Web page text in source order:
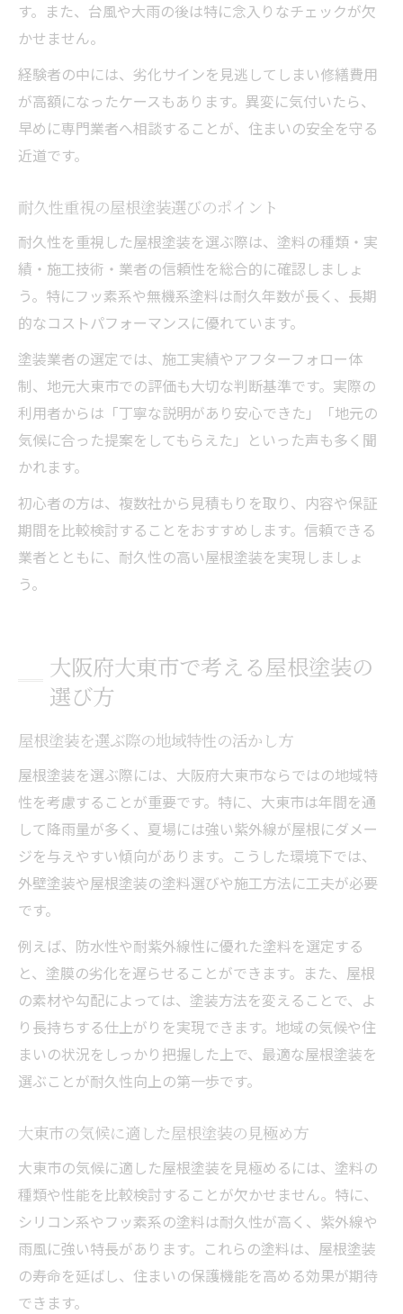
す。また、台風や大雨の後は特に念入りなチェックが欠
かせません。
経験者の中には、劣化サインを見逃してしまい修繕費用
が高額になったケースもあります。異変に気付いたら、
早めに専門業者へ相談することが、住まいの安全を守る
近道です。
耐久性重視の屋根塗装選びのポイント
耐久性を重視した屋根塗装を選ぶ際は、塗料の種類・実
績・施工技術・業者の信頼性を総合的に確認しましょ
う。特にフッ素系や無機系塗料は耐久年数が長く、長期
的なコストパフォーマンスに優れています。
塗装業者の選定では、施工実績やアフターフォロー体
制、地元大東市での評価も大切な判断基準です。実際の
利用者からは「丁寧な説明があり安心できた」「地元の
気候に合った提案をしてもらえた」といった声も多く聞
かれます。
初心者の方は、複数社から見積もりを取り、内容や保証
期間を比較検討することをおすすめします。信頼できる
業者とともに、耐久性の高い屋根塗装を実現しましょ
う。
大阪府大東市で考える屋根塗装の
選び方
屋根塗装を選ぶ際の地域特性の活かし方
屋根塗装を選ぶ際には、大阪府大東市ならではの地域特
性を考慮することが重要です。特に、大東市は年間を通
して降雨量が多く、夏場には強い紫外線が屋根にダメー
ジを与えやすい傾向があります。こうした環境下では、
外壁塗装や屋根塗装の塗料選びや施工方法に工夫が必要
です。
例えば、防水性や耐紫外線性に優れた塗料を選定する
と、塗膜の劣化を遅らせることができます。また、屋根
の素材や勾配によっては、塗装方法を変えることで、よ
り長持ちする仕上がりを実現できます。地域の気候や住
まいの状況をしっかり把握した上で、最適な屋根塗装を
選ぶことが耐久性向上の第一歩です。
大東市の気候に適した屋根塗装の見極め方
大東市の気候に適した屋根塗装を見極めるには、塗料の
種類や性能を比較検討することが欠かせません。特に、
シリコン系やフッ素系の塗料は耐久性が高く、紫外線や
雨風に強い特長があります。これらの塗料は、屋根塗装
の寿命を延ばし、住まいの保護機能を高める効果が期待
できます。